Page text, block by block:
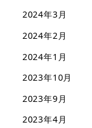
2024年3月
2024年2月
2024年1月
2023年10月
2023年9月
2023年4月